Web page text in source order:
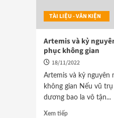
TÀI LIỆU - VĂN KIỆN
Artemis và kỷ
phục không gian
18/11/2022
Artemis và kỷ nguyên
không gian Nếu vũ
dương bao la vô tận...
Xem tiếp